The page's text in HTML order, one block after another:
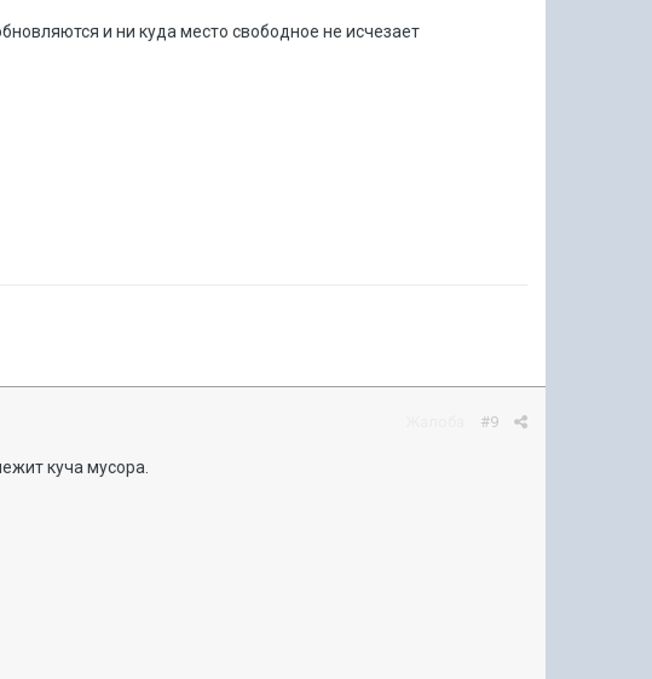
и ни куда место свободное не исчезает
#9
куча мусора.